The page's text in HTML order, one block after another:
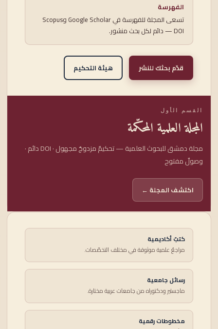
القسم الأول
المجلة العلمية المحكّمة
مجلة دمشق للبحوث العلمية — تحكيمٌ مزدوجٌ مجهول · DOI دائم ·
وصولٌ مفتوح
اكتشف المجلة ←
الفهرسة
تسعى المجلة للفهرسة في Google Scholar وScopus
— DOI دائم لكل بحث منشور.
قدّم بحثك للنشر هيئة التحكيم
كتبٌ أكاديمية
مراجعٌ علمية موثوقة في مختلف التخصّصات.
رسائل جامعية
ماجستير ودكتوراه من جامعات عربية مختارة.
مخطوطات رقمية